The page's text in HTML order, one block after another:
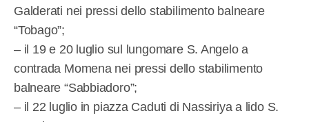
Galderati nei pressi dello stabilimento balneare
“Tobago”;
– il 19 e 20 luglio sul lungomare S. Angelo a
contrada Momena nei pressi dello stabilimento
balneare “Sabbiadoro”;
– il 22 luglio in piazza Caduti di Nassiriya a lido S.